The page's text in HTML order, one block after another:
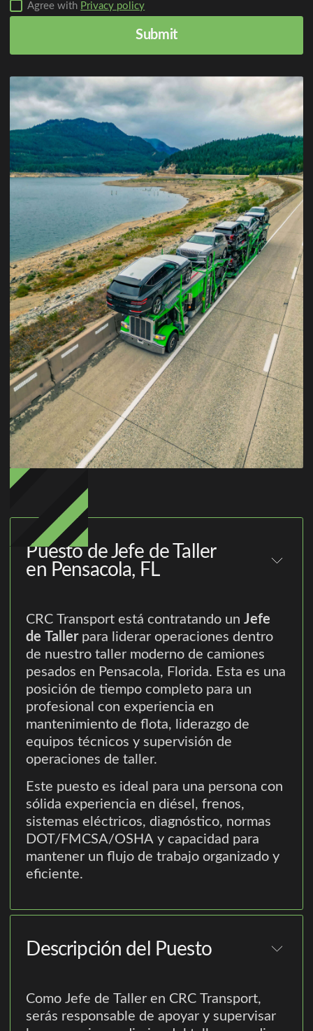
Agree with Privacy policy
Puesto de Jefe de Taller
en Pensacola, FL
CRC Transport está contratando unJefe
de Tallerpara liderar operaciones dentro
de nuestro taller moderno de camiones
pesados en Pensacola, Florida. Esta es una
posición de tiempo completo para un
profesional con experiencia en
mantenimiento de flota, liderazgo de
equipos técnicos y supervisión de
operaciones de taller.
Este puesto es ideal para una persona con
sólida experiencia en diésel, frenos,
sistemas eléctricos, diagnóstico, normas
DOT/FMCSA/OSHA y capacidad para
mantener un flujo de trabajo organizado y
eficiente.
Descripción del Puesto
Como Jefe de Taller en CRC Transport,
serás responsable de apoyar y supervisar